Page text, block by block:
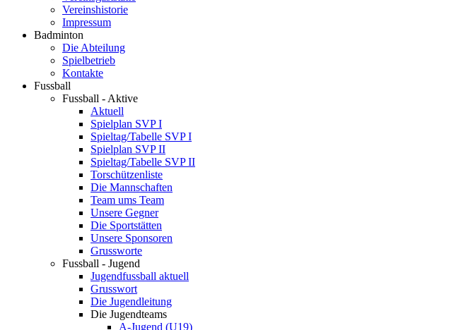
Vereinshistorie
Impressum
Badminton
Die Abteilung
Spielbetrieb
Kontakte
Fussball
Fussball - Aktive
Aktuell
Spielplan SVP I
Spieltag/Tabelle SVP I
Spielplan SVP II
Spieltag/Tabelle SVP II
Torschützenliste
Die Mannschaften
Team ums Team
Unsere Gegner
Die Sportstätten
Unsere Sponsoren
Grussworte
Fussball - Jugend
Jugendfussball aktuell
Grusswort
Die Jugendleitung
Die Jugendteams
A-Jugend (U19)